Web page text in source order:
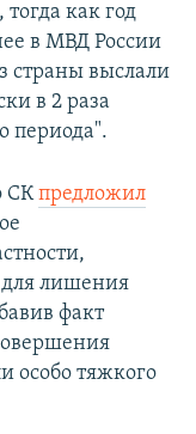
как год
в МВД России
страны выслали
в 2 раза
периода".
СКпредложил
для лишения
факт
особо тяжкого